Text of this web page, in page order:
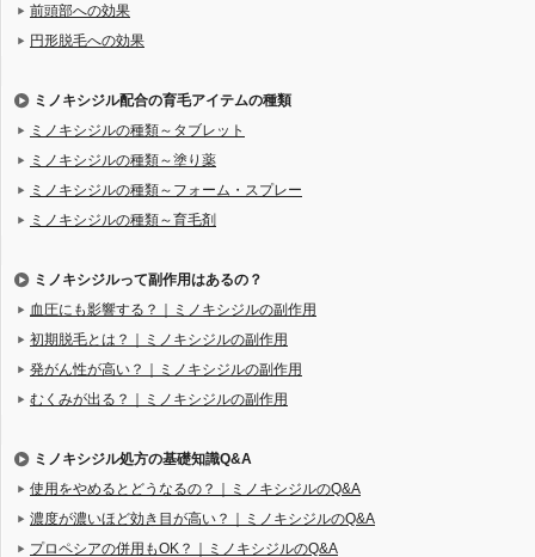
前頭部への効果
円形脱毛への効果
ミノキシジル配合の育毛アイテムの種類
ミノキシジルの種類～タブレット
ミノキシジルの種類～塗り薬
ミノキシジルの種類～フォーム・スプレー
ミノキシジルの種類～育毛剤
ミノキシジルって副作用はあるの？
血圧にも影響する？｜ミノキシジルの副作用
初期脱毛とは？｜ミノキシジルの副作用
発がん性が高い？｜ミノキシジルの副作用
むくみが出る？｜ミノキシジルの副作用
ミノキシジル処方の基礎知識Q&A
使用をやめるとどうなるの？｜ミノキシジルのQ&A
濃度が濃いほど効き目が高い？｜ミノキシジルのQ&A
プロペシアの併用もOK？｜ミノキシジルのQ&A